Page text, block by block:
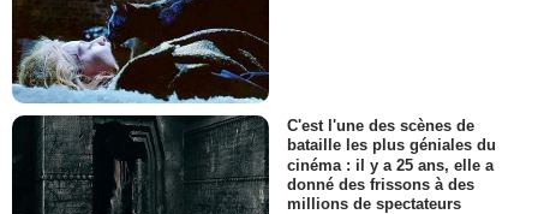
C'est l'une des scènes de
bataille les plus géniales du
cinéma : il y a 25 ans, elle a
donné des frissons à des
millions de spectateurs